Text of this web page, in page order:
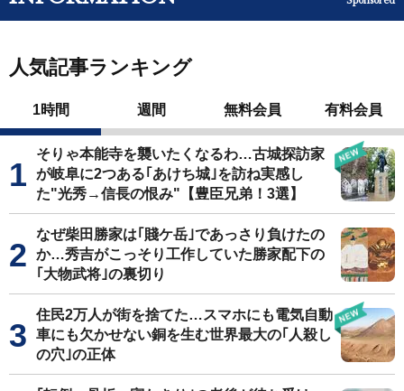
人気記事ランキング
1時間 週間 無料会員 有料会員
そりゃ本能寺を襲いたくなるわ…古城探訪家
が岐阜に2つある｢あけち城｣を訪ね実感し
た"光秀→信長の恨み"【豊臣兄弟！3選】
なぜ柴田勝家は｢賤ケ岳｣であっさり負けたの
か…秀吉がこっそり工作していた勝家配下の
｢大物武将｣の裏切り
住民2万人が街を捨てた…スマホにも電気自動
車にも欠かせない銅を生む世界最大の｢人殺し
の穴｣の正体